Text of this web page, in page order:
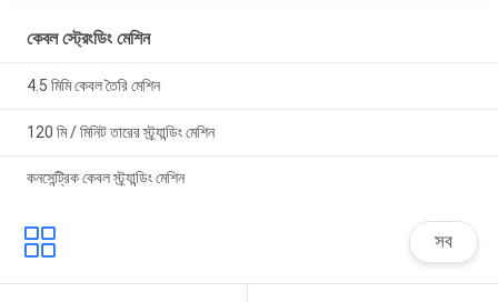
কেবল স্ট্রেংডিং মেশিন
4.5 মিমি কেবল তৈরি মেশিন
120 মি / মিনিট তারের স্ট্র্যান্ডিং মেশিন
কনসেন্ট্রিক কেবল স্ট্র্যান্ডিং মেশিন
সব